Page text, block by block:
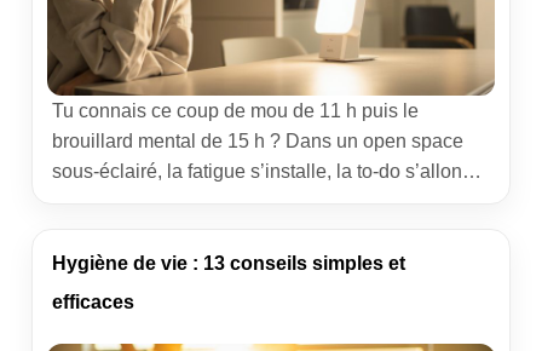
Tu connais ce coup de mou de 11 h puis le
brouillard mental de 15 h ? Dans un open space
sous-éclairé, la fatigue s’installe, la to-do s’allonge,
ton focus. En intégrant la luminothérapie à ta […]
Hygiène de vie : 13 conseils simples et
efficaces